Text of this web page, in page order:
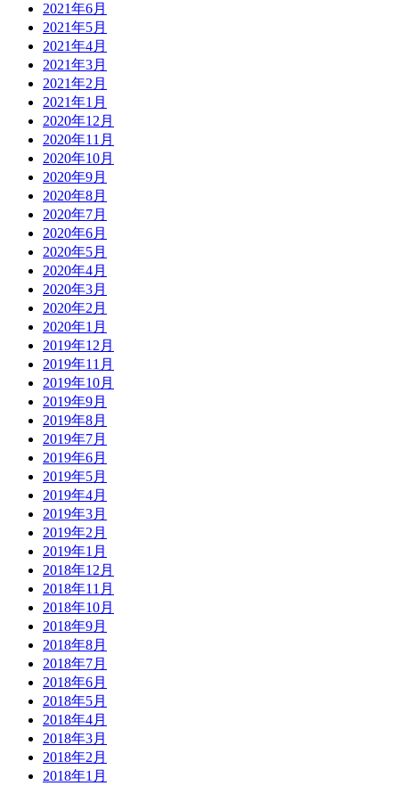
2021年6月
2021年5月
2021年4月
2021年3月
2021年2月
2021年1月
2020年12月
2020年11月
2020年10月
2020年9月
2020年8月
2020年7月
2020年6月
2020年5月
2020年4月
2020年3月
2020年2月
2020年1月
2019年12月
2019年11月
2019年10月
2019年9月
2019年8月
2019年7月
2019年6月
2019年5月
2019年4月
2019年3月
2019年2月
2019年1月
2018年12月
2018年11月
2018年10月
2018年9月
2018年8月
2018年7月
2018年6月
2018年5月
2018年4月
2018年3月
2018年2月
2018年1月